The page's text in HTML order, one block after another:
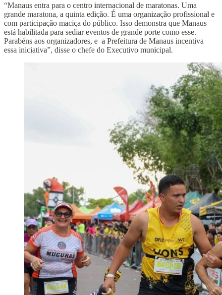
“Manaus entra para o centro internacional de maratonas. Uma
grande maratona, a quinta edição. É uma organização profissional e
com participação maciça do público. Isso demonstra que Manaus
está habilitada para sediar eventos de grande porte como esse.
Parabéns aos organizadores, e a Prefeitura de Manaus incentiva
essa iniciativa”, disse o chefe do Executivo municipal.